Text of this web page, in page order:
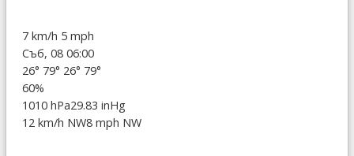
7 km/h 5 mph
Съб, 08 06:00
26° 79° 26° 79°
60%
1010 hPa29.83 inHg
12 km/h NW8 mph NW